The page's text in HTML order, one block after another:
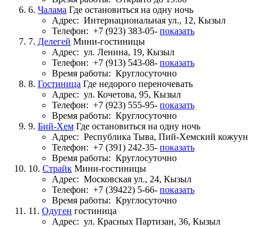
6. Чалама Где остановиться на одну ночь
Адрес: Интернациональная ул., 12, Кызыл
Телефон: +7 (923) 383-05- показать
7. Делегей Мини-гостиницы
Адрес: ул. Ленина, 19, Кызыл
Телефон: +7 (913) 543-08- показать
Время работы: Круглосуточно
8. Гостиница Где недорого переночевать
Адрес: ул. Кочетова, 95, Кызыл
Телефон: +7 (923) 555-95- показать
Время работы: Круглосуточно
9. Бий-Хем Где остановиться на одну ночь
Адрес: Республика Тыва, Пий-Хемский кожуун
Телефон: +7 (391) 242-35- показать
Время работы: Круглосуточно
10. Страйк Мини-гостиницы
Адрес: Московская ул., 24, Кызыл
Телефон: +7 (39422) 5-66- показать
Время работы: Круглосуточно
11. Одуген гостиница
Адрес: ул. Красных Партизан, 36, Кызыл